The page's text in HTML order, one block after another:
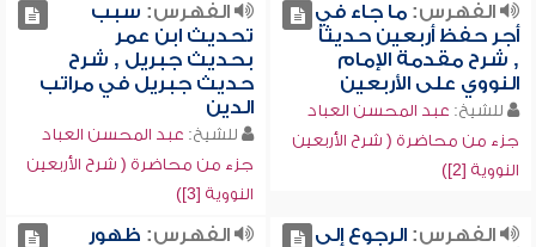
الفهرس:ما جاء في
أجر حفظ أربعين حديثاً
, شرح مقدمة الإمام
النووي على الأربعين
للشيخ: عبد المحسن العباد
جزء من محاضرة ( شرح الأربعين
النووية [2])
الفهرس: سبب
تحديث ابن عمر
بحديث جبريل , شرح
حديث جبريل في مراتب
الدين
للشيخ: عبد المحسن العباد
جزء من محاضرة ( شرح الأربعين
النووية [3])
الفهرس:الرجوع إلى
الفهرس: ظهور